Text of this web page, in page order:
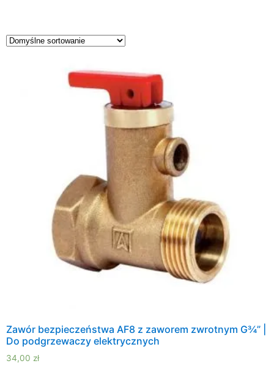
Zawór bezpieczeństwa AF8 z zaworem zwrotnym G¾” |
Do podgrzewaczy elektrycznych
34,00 zł